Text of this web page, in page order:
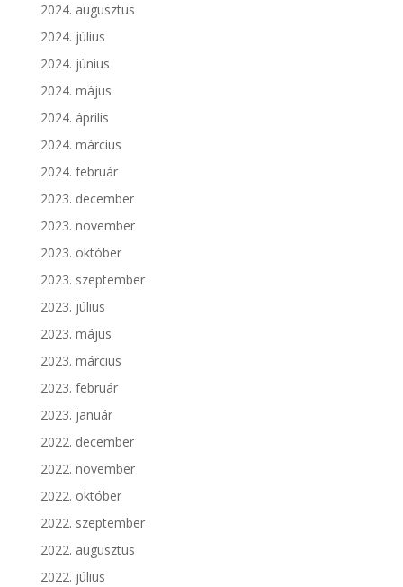
2024. augusztus
2024. július
2024. június
2024. május
2024. április
2024. március
2024. február
2023. december
2023. november
2023. október
2023. szeptember
2023. július
2023. május
2023. március
2023. február
2023. január
2022. december
2022. november
2022. október
2022. szeptember
2022. augusztus
2022. július